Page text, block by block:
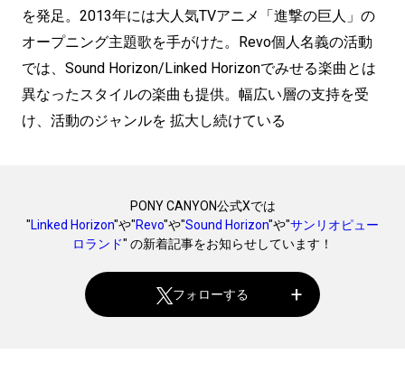
を発足。2013年には大人気TVアニメ「進撃の巨人」の
オープニング主題歌を手がけた。Revo個人名義の活動
では、Sound Horizon/Linked Horizonでみせる楽曲とは
異なったスタイルの楽曲も提供。幅広い層の支持を受
け、活動のジャンルを 拡大し続けている
PONY CANYON公式Xでは
"Linked Horizon"や"Revo"や"Sound Horizon"や"サンリオピュー
ロランド" の新着記事をお知らせしています！
フォローする